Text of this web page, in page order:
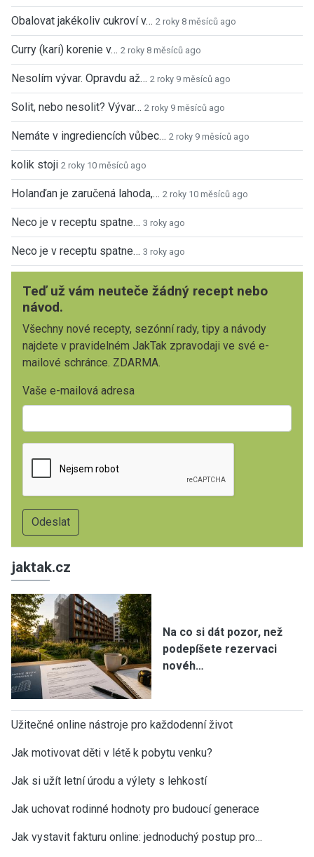
Obalovat jakékoliv cukroví v… 2 roky 8 měsíců ago
Curry (kari) korenie v… 2 roky 8 měsíců ago
Nesolím vývar. Opravdu až… 2 roky 9 měsíců ago
Solit, nebo nesolit? Vývar… 2 roky 9 měsíců ago
Nemáte v ingrediencích vůbec… 2 roky 9 měsíců ago
kolik stoji 2 roky 10 měsíců ago
Holanďan je zaručená lahoda,… 2 roky 10 měsíců ago
Neco je v receptu spatne… 3 roky ago
Neco je v receptu spatne… 3 roky ago
Teď už vám neuteče žádný recept nebo
návod.
Všechny nové recepty, sezónní rady, tipy a návody
najdete v pravidelném JakTak zpravodaji ve své e-
mailové schránce. ZDARMA.
Vaše e-mailová adresa
jaktak.cz
Na co si dát pozor, než
podepíšete rezervaci
novéh…
Užitečné online nástroje pro každodenní život
Jak motivovat děti v létě k pobytu venku?
Jak si užít letní úrodu a výlety s lehkostí
Jak uchovat rodinné hodnoty pro budoucí generace
Jak vystavit fakturu online: jednoduchý postup pro…